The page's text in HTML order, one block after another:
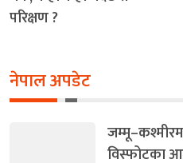
परिक्षण ?
नेपाल अपडेट
विस्फोटका